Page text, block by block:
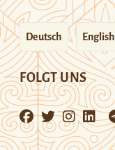
Deutsch English
FOLGT UNS